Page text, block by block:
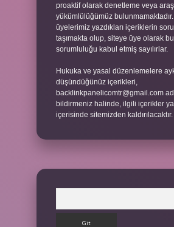
proaktif olarak denetleme veya
yükümlülüğümüz
üyelerimiz yazdıkları içeriklerin
taşımakta olup, siteye üye olarak bu
sorumluluğu kabul etmiş sayılırlar.
Hukuka ve yasal düzenlemelere
düşündüğünüz içerikleri,
backlinkpanelicomtr@gmail.com
bildirmeniz halinde, ilgili içerikler
içerisinde sitemizden kaldırılacaktır.